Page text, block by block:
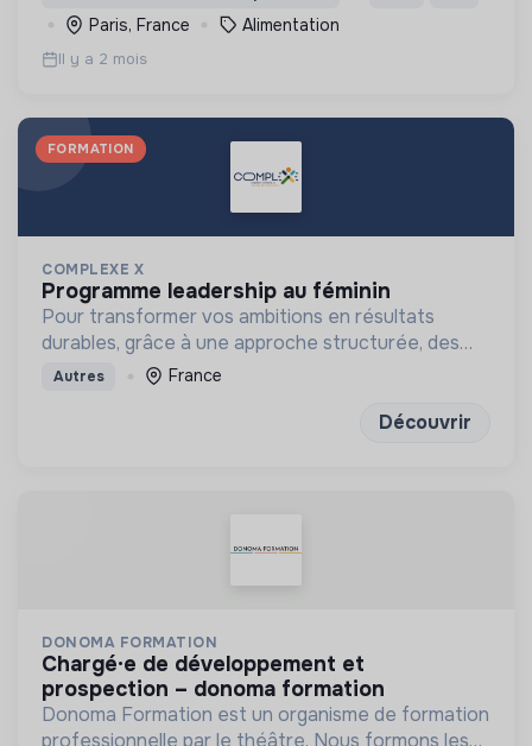
DÉCHET privilégiant des produits de qualité au prix
juste.
Paris, France Alimentation
Il y a 2 mois
FORMATION
COMPLEXE X
programme leadership au féminin
Pour transformer vos ambitions en résultats
durables, grâce à une approche structurée, des
outils concrets et des exercices de réflexion
Autres France
Découvrir
DONOMA FORMATION
chargé·e de développement et
prospection – donoma formation
Donoma Formation est un organisme de formation
professionnelle par le théâtre. Nous formons les